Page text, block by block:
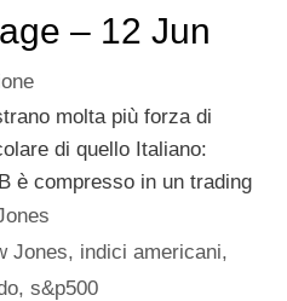
– 12 Jun
molta più forza di
di quello Italiano:
è compresso in un trading
Jones, indici americani,
, s&p500